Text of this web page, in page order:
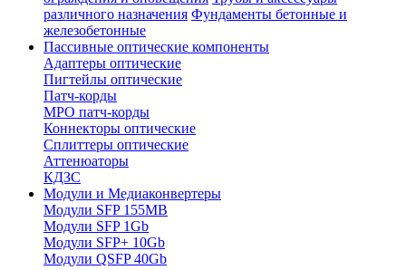
различного назначения Фундаменты бетонные и
железобетонные
Пассивные оптические компоненты
Адаптеры оптические
Пигтейлы оптические
Патч-корды
MPO патч-корды
Коннекторы оптические
Сплиттеры оптические
Аттенюаторы
КДЗС
Модули и Медиаконвертеры
Модули SFP 155MB
Модули SFP 1Gb
Модули SFP+ 10Gb
Модули QSFP 40Gb